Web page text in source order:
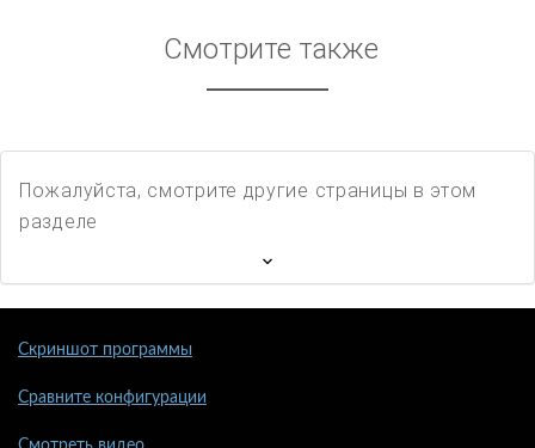
Смотрите также
Пожалуйста, смотрите другие страницы в этом
разделе
Скриншот программы
Сравните конфигурации